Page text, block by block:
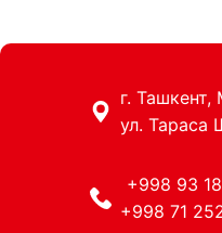
г.
ул. Тараса
+998 93
+998 71